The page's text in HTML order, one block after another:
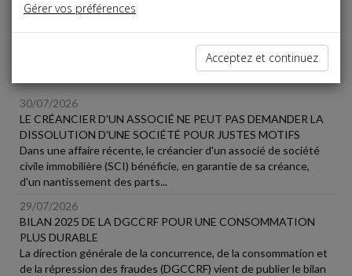
Liste des dernières dépêches
30/07/2026
LE CRÉANCIER D'UN ASSOCIÉ NE PEUT PAS DEMANDER LA
DISSOLUTION D'UNE SOCIÉTÉ POUR JUSTES MOTIFS
Dans une affaire récente, le créancier d'un associé de société
civile immobilière (SCI) bénéficie, en garantie de sa créance,
d'un nantissement des parts...
29/07/2026
BILAN 2025 DE LA DGCCRF POUR UNE CONSOMMATION
PLUS DURABLE
La direction générale de la concurrence, de la consommation et
de la répression des fraudes (DGCCRF) vient de publier le bilan
Gérer vos préférences
Acceptez et continuez